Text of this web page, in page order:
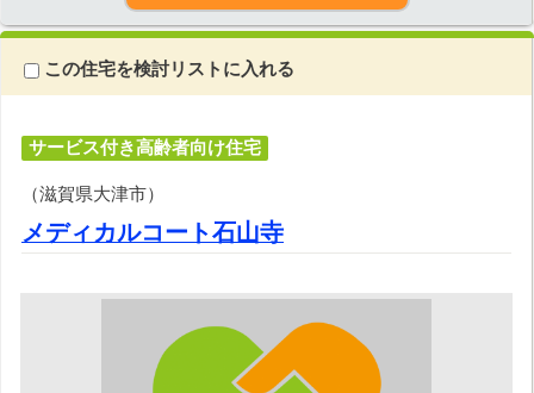
この住宅を検討リストに入れる
サービス付き高齢者向け住宅
（滋賀県大津市）
メディカルコート石山寺